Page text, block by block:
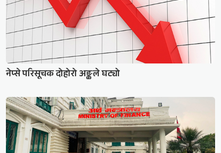
नेप्से परिसूचक दोहोरो अङ्कले घट्यो